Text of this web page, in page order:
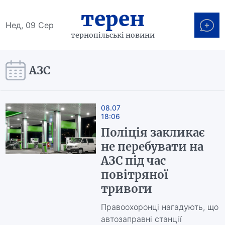
Нед, 09 Сер терен
тернопільські новини
АЗС
08.07
18:06
Поліція закликає
не перебувати на
АЗС під час
повітряної
тривоги
Правоохоронці нагадують, що
автозаправні станції